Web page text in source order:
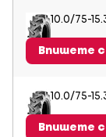
10.0/75-
Впишете
10.0/75-
Впишете